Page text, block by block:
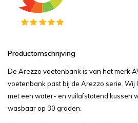
Productomschrijving
De Arezzo voetenbank is van het merk
voetenbank past bij de Arezzo serie. Wij
met een water- en vuilafstotend kussen
wasbaar op 30 graden.